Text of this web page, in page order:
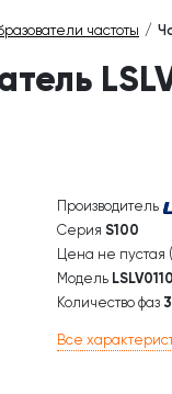
частоты
Производитель
Серия S100
Цена не пустая
Модель
Количество фаз 3
Все